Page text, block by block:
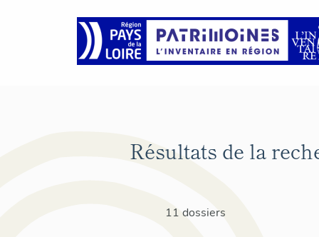
Résultats de la
11 dossiers